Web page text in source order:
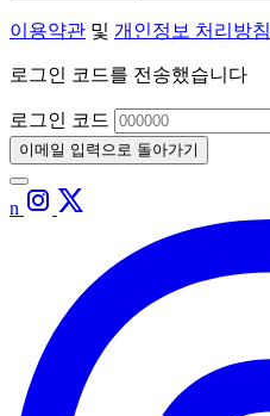
이용약관 및 개인정보 처리방침
로그인 코드를 전송했습니다
로그인 코드
이메일 입력으로 돌아가기
n